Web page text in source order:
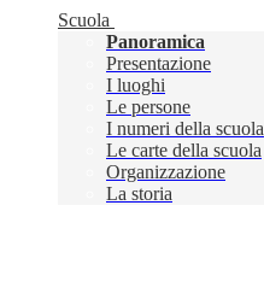
Scuola
Panoramica
Presentazione
I luoghi
Le persone
I numeri della scuola
Le carte della scuola
Organizzazione
La storia